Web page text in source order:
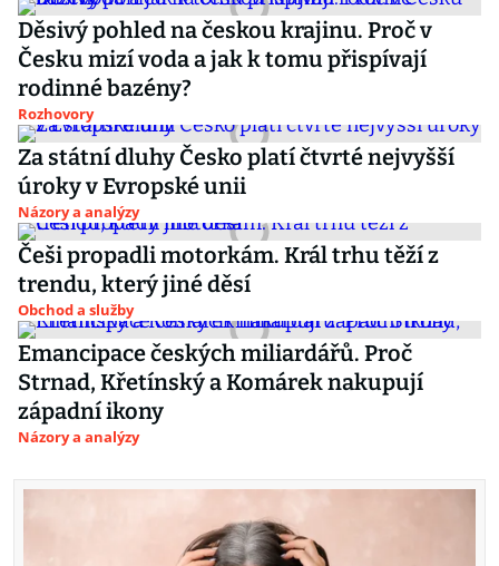
Děsivý pohled na českou krajinu. Proč v
Česku mizí voda a jak k tomu přispívají
rodinné bazény?
Rozhovory
Za státní dluhy Česko platí čtvrté nejvyšší
úroky v Evropské unii
Názory a analýzy
Češi propadli motorkám. Král trhu těží z
trendu, který jiné děsí
Obchod a služby
Emancipace českých miliardářů. Proč
Strnad, Křetínský a Komárek nakupují
západní ikony
Názory a analýzy